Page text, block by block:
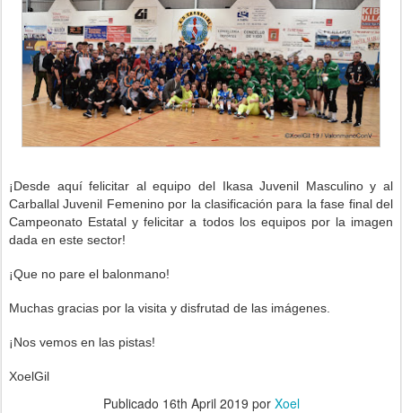
¡Desde aquí felicitar al equipo del Ikasa Juvenil Masculino y al
Carballal Juvenil Femenino por la clasificación para la fase final del
Campeonato Estatal y felicitar a todos los equipos por la imagen
dada en este sector!
¡Que no pare el balonmano!
Muchas gracias por la visita y disfrutad de las imágenes.
¡Nos vemos en las pistas!
XoelGil
Publicado 16th April 2019 por Xoel